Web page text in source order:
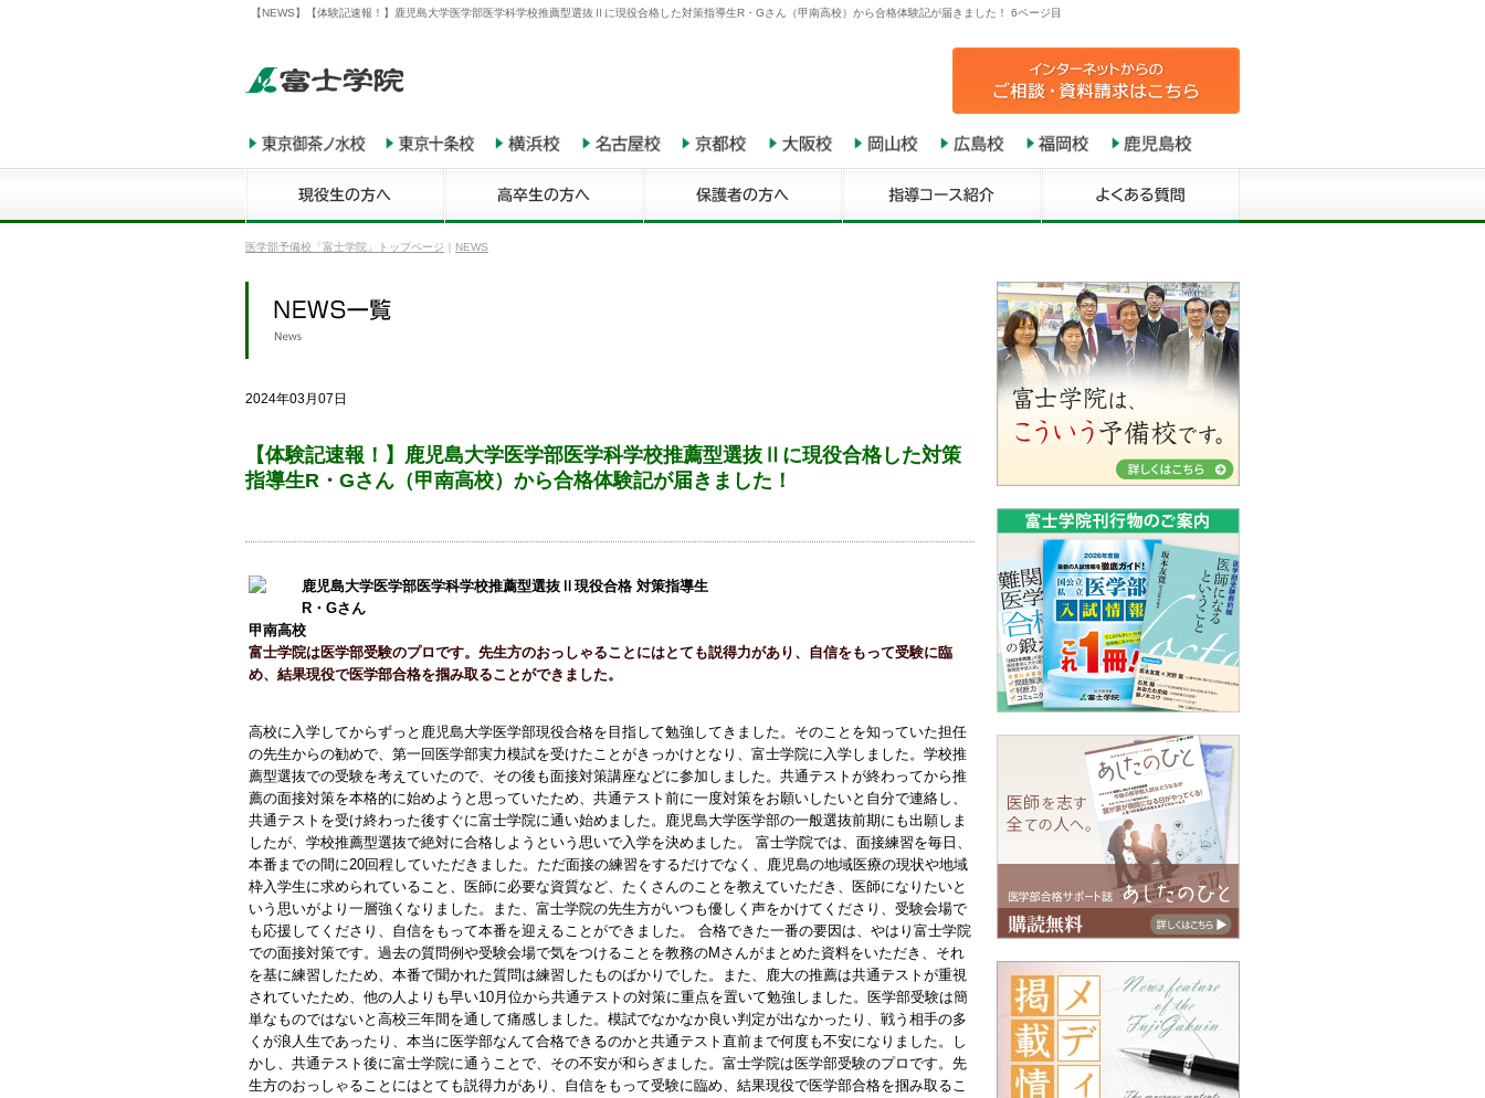
【NEWS】【体験記速報！】鹿児島大学医学部医学科学校推薦型選抜Ⅱに現役合格した対策指導生R・Gさん（甲南高校）から合格体験記が届きました！ 6ページ目
医学部予備校「富士学院」トップページ NEWS
2024年03月07日
【体験記速報！】鹿児島大学医学部医学科学校推薦型選抜Ⅱに現役合格した対策
指導生R・Gさん（甲南高校）から合格体験記が届きました！
鹿児島大学医学部医学科学校推薦型選抜Ⅱ現役合格 対策指導生
R・Gさん
甲南高校
富士学院は医学部受験のプロです。先生方のおっしゃることにはとても説得力があり、自信をもって受験に臨
め、結果現役で医学部合格を掴み取ることができました。
高校に入学してからずっと鹿児島大学医学部現役合格を目指して勉強してきました。そのことを知っていた担任
の先生からの勧めで、第一回医学部実力模試を受けたことがきっかけとなり、富士学院に入学しました。学校推
薦型選抜での受験を考えていたので、その後も面接対策講座などに参加しました。共通テストが終わってから推
薦の面接対策を本格的に始めようと思っていたため、共通テスト前に一度対策をお願いしたいと自分で連絡し、
共通テストを受け終わった後すぐに富士学院に通い始めました。鹿児島大学医学部の一般選抜前期にも出願しま
したが、学校推薦型選抜で絶対に合格しようという思いで入学を決めました。 富士学院では、面接練習を毎日、
本番までの間に20回程していただきました。ただ面接の練習をするだけでなく、鹿児島の地域医療の現状や地域
枠入学生に求められていること、医師に必要な資質など、たくさんのことを教えていただき、医師になりたいと
いう思いがより一層強くなりました。また、富士学院の先生方がいつも優しく声をかけてくださり、受験会場で
も応援してくださり、自信をもって本番を迎えることができました。 合格できた一番の要因は、やはり富士学院
での面接対策です。過去の質問例や受験会場で気をつけることを教務のMさんがまとめた資料をいただき、それ
を基に練習したため、本番で聞かれた質問は練習したものばかりでした。また、鹿大の推薦は共通テストが重視
されていたため、他の人よりも早い10月位から共通テストの対策に重点を置いて勉強しました。医学部受験は簡
単なものではないと高校三年間を通して痛感しました。模試でなかなか良い判定が出なかったり、戦う相手の多
くが浪人生であったり、本当に医学部なんて合格できるのかと共通テスト直前まで何度も不安になりました。し
かし、共通テスト後に富士学院に通うことで、その不安が和らぎました。富士学院は医学部受験のプロです。先
生方のおっしゃることにはとても説得力があり、自信をもって受験に臨め、結果現役で医学部合格を掴み取るこ